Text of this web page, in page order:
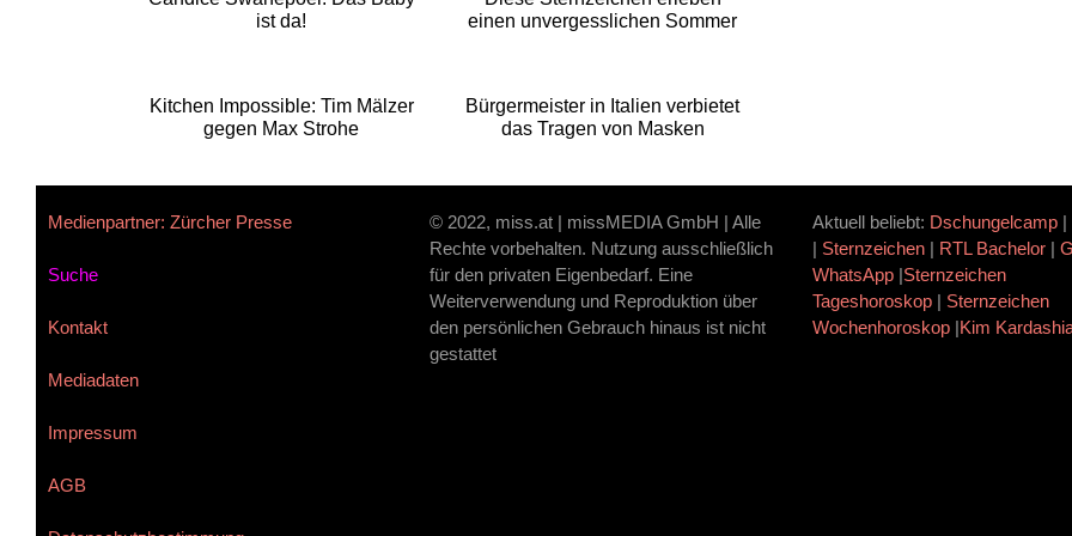
ist da!
einen unvergesslichen Sommer
Kitchen Impossible: Tim Mälzer
gegen Max Strohe
Bürgermeister in Italien verbietet
das Tragen von Masken
Medienpartner: Zürcher Presse
Suche
Kontakt
Mediadaten
Impressum
AGB
© 2022, miss.at | missMEDIA GmbH | Alle
Rechte vorbehalten. Nutzung ausschließlich
für den privaten Eigenbedarf. Eine
Weiterverwendung und Reproduktion über
den persönlichen Gebrauch hinaus ist nicht
gestattet
Aktuell beliebt: Dschungelcamp|
| Sternzeichen| RTL Bachelor|
WhatsApp|Sternzeichen
Tageshoroskop| Sternzeichen
Wochenhoroskop|Kim